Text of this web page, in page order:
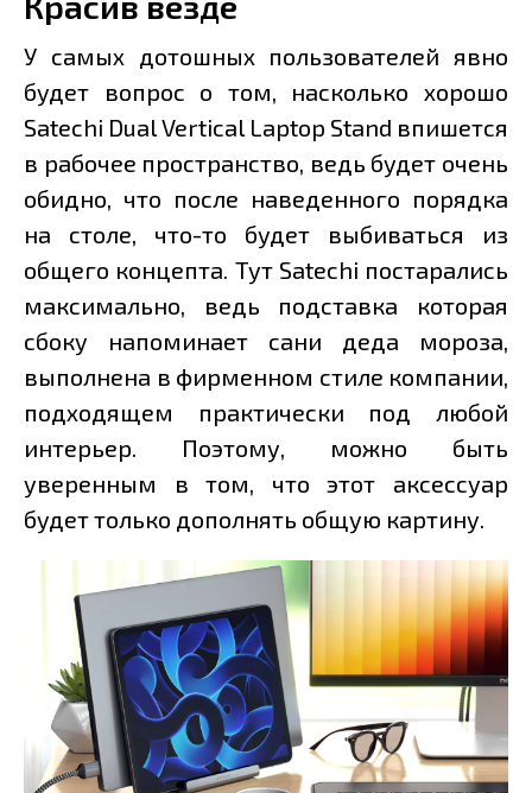
У самых дотошных пользователей явно
будет вопрос о том, насколько хорошо
Satechi Dual Vertical Laptop Stand впишется
в рабочее пространство, ведь будет очень
обидно, что после наведенного порядка
на столе, что-то будет выбиваться из
общего концепта. Тут Satechi постарались
максимально, ведь подставка которая
сбоку напоминает сани деда мороза,
выполнена в фирменном стиле компании,
подходящем практически под любой
интерьер. Поэтому, можно быть
уверенным в том, что этот аксессуар
будет только дополнять общую картину.